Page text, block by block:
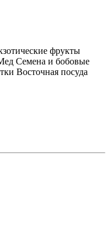
фрукты
Семена и бобовые
Восточная посуда